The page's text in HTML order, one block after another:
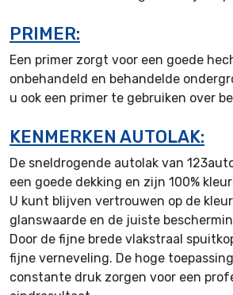
PRIMER:
Een primer zorgt voor een goede
onbehandeld en behandelde
u ook een primer te gebruiken over
KENMERKEN AUTOLAK:
De sneldrogende autolak van
een goede dekking en zijn 100%
U kunt blijven vertrouwen op de
glanswaarde en de juiste
Door de fijne brede vlakstraal
fijne verneveling. De hoge
constante druk zorgen voor een